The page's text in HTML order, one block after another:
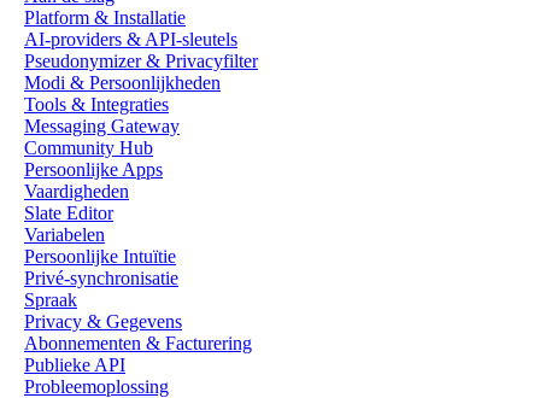
Platform & Installatie
AI-providers & API-sleutels
Pseudonymizer & Privacyfilter
Modi & Persoonlijkheden
Tools & Integraties
Messaging Gateway
Community Hub
Persoonlijke Apps
Vaardigheden
Slate Editor
Variabelen
Persoonlijke Intuïtie
Privé-synchronisatie
Spraak
Privacy & Gegevens
Abonnementen & Facturering
Publieke API
Probleemoplossing